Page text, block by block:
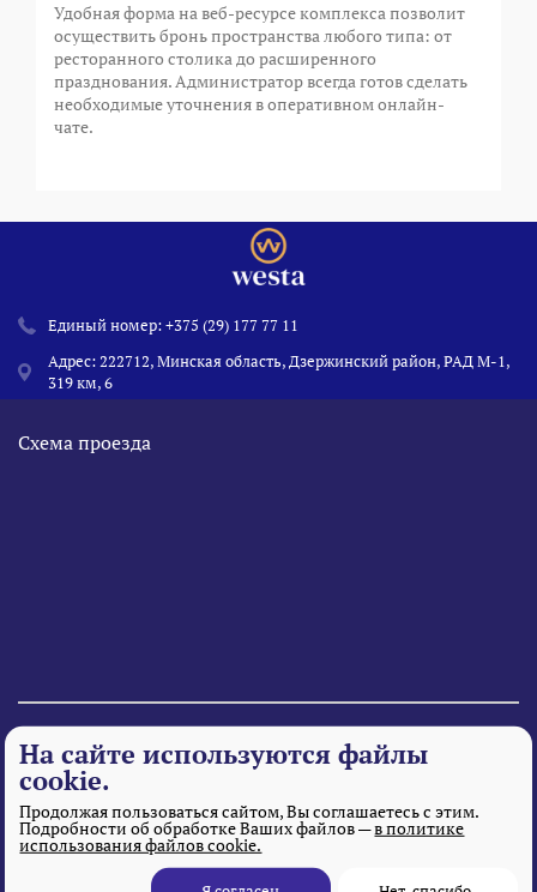
Удобная форма на веб-ресурсе комплекса позволит
осуществить бронь пространства любого типа: от
ресторанного столика до расширенного
празднования. Администратор всегда готов сделать
необходимые уточнения в оперативном онлайн-
чате.
Единый номер:+375 (29) 177 77 11
Адрес: 222712, Минская область, Дзержинский район, РАД М-1,
319 км, 6
Схема проезда
© 1995 - 2026 «Веста» Все права защищены.
На сайте используются файлы
cookie.
Продолжая пользоваться сайтом, Вы соглашаетесь с этим.
Подробности об обработке Ваших файлов —в политике
использования файлов cookie.